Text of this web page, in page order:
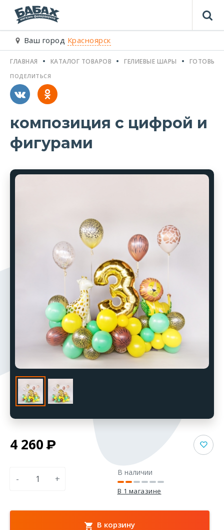
Ваш город Красноярск
ГЛАВНАЯ КАТАЛОГ ТОВАРОВ ГЕЛИЕВЫЕ ШАРЫ ГОТОВЫЕ
композиция с цифрой и
фигурами
ПОДЕЛИТЬСЯ
4 260
- +
В наличии
В 1 магазине
В корзину